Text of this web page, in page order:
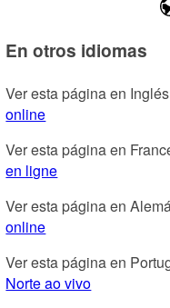
En otros idiomas
Ver esta página en
online
Ver esta página en
en ligne
Ver esta página en
online
Ver esta página en
Norte ao vivo